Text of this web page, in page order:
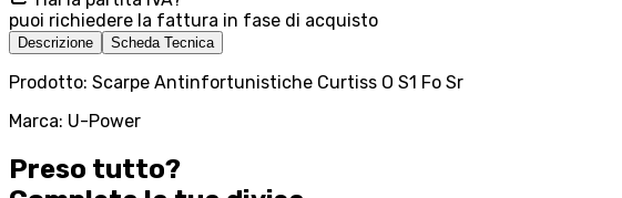
puoi richiedere la fattura in fase di acquisto
Descrizione Scheda Tecnica
Prodotto: Scarpe Antinfortunistiche Curtiss O S1 Fo Sr
Marca: U-Power
Preso tutto?